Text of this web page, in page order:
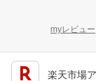
myレビュー
楽天市場